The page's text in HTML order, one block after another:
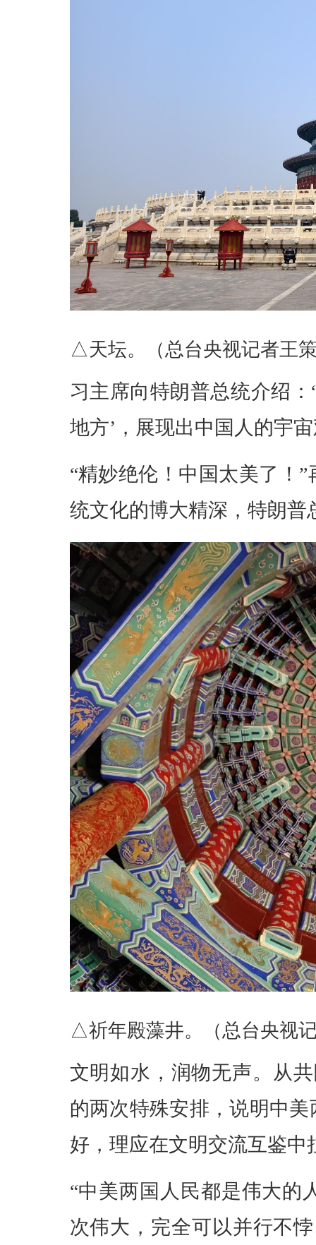
△天坛。（总台央视记者王
习主席向特朗普总统介绍
地方’，展现出中国人的宇
“精妙绝伦！中国太美了！
统文化的博大精深，特朗普
△祈年殿藻井。（总台央视
文明如水，润物无声。从
的两次特殊安排，说明中
好，理应在文明交流互鉴中
“中美两国人民都是伟大的
次伟大，完全可以并行不